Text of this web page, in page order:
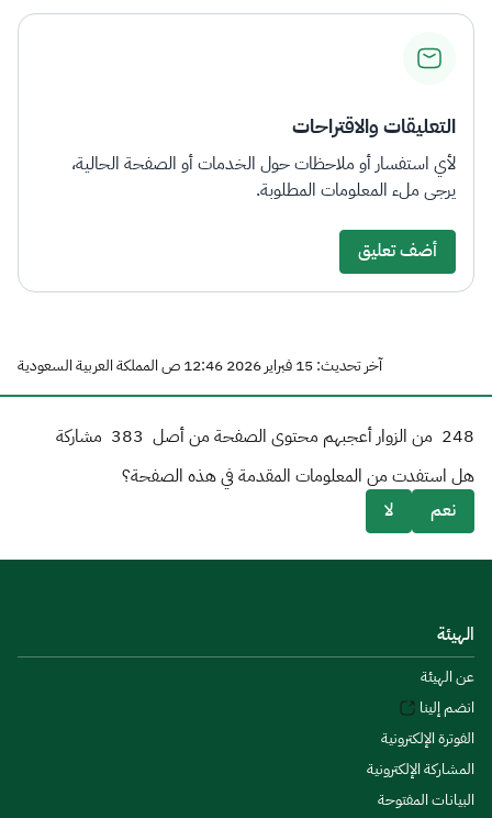
التعليقات والاقتراحات
لأي استفسار أو ملاحظات حول الخدمات أو الصفحة الحالية،
يرجى ملء المعلومات المطلوبة.
أضف تعليق
آخر تحديث: 15 فبراير 2026 12:46 ص المملكة العربية السعودية
248 من الزوار أعجبهم محتوى الصفحة من أصل 383 مشاركة
هل استفدت من المعلومات المقدمة في هذه الصفحة؟
نعم
لا
الهيئة
عن الهيئة
انضم إلينا
الفوترة الإلكترونية
المشاركة الإلكترونية
البيانات المفتوحة